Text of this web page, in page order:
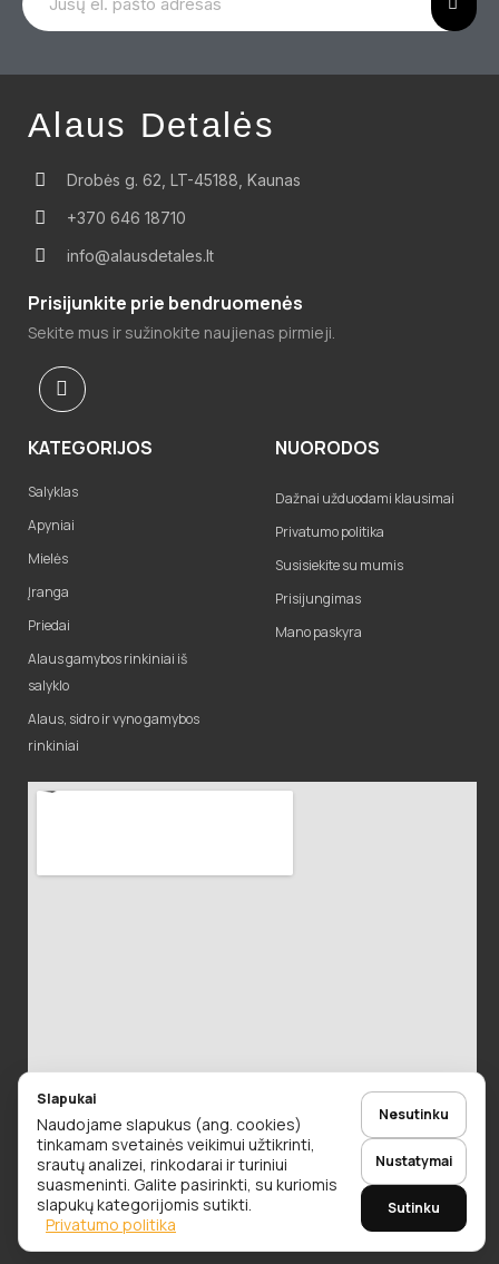
Slapukai
Naudojame slapukus (ang. cookies)
tinkamam svetainės veikimui užtikrinti,
srautų analizei, rinkodarai ir turiniui
suasmeninti. Galite pasirinkti, su kuriomis
slapukų kategorijomis sutikti.
Privatumo politika
Nesutinku
Nustatymai
Sutinku
Alaus Detalės
Drobės g. 62, LT-45188, Kaunas
+370 646 18710
info@alausdetales.lt
Prisijunkite prie bendruomenės
Sekite mus ir sužinokite naujienas pirmieji.
KATEGORIJOS
Salyklas
Apyniai
Mielės
Įranga
Priedai
Alaus gamybos rinkiniai iš
salyklo
Alaus, sidro ir vyno gamybos
rinkiniai
NUORODOS
Dažnai užduodami klausimai
Privatumo politika
Susisiekite su mumis
Prisijungimas
Mano paskyra
© 2026 Alaus Detalės. Visos teisės saugomos.